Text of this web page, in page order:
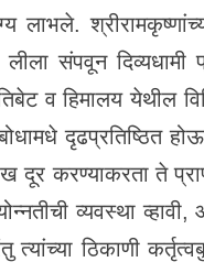
लाभले.
लीला संपवून
व हिमालय येथील
दृढप्रतिष्ठित
दूर करण्याकरता ते
व्यवस्था
त्यांच्या ठिकाणी